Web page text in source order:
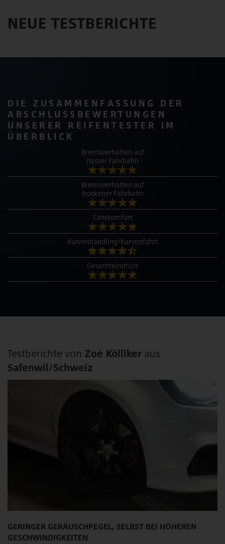
NEUE TESTBERICHTE
DIE ZUSAMMENFASSUNG DER
ABSCHLUSSBEWERTUNGEN
UNSERER REIFENTESTER IM
ÜBERBLICK
Bremsverhalten auf
nasser Fahrbahn
Bremsverhalten auf
trockener Fahrbahn
Fahrkomfort
Kurvenhandling/Kurvenfahrt
Gesamteindruck
Testberichte von Zoé Kölliker aus
Safenwil/Schweiz
GERINGER GERÄUSCHPEGEL, SELBST BEI HÖHEREN
GESCHWINDIGKEITEN